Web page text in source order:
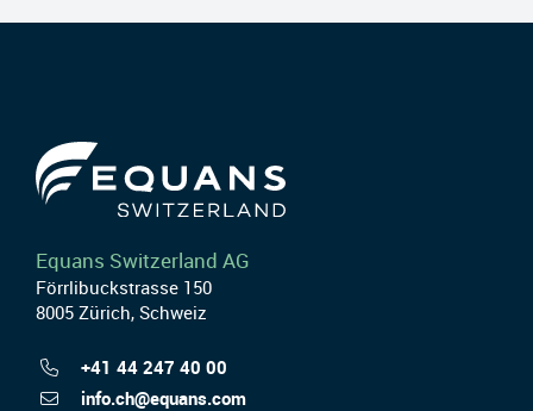
Equans Switzerland AG
Förrlibuckstrasse 150
8005 Zürich, Schweiz
+41 44 247 40 00
info.ch@equans.com